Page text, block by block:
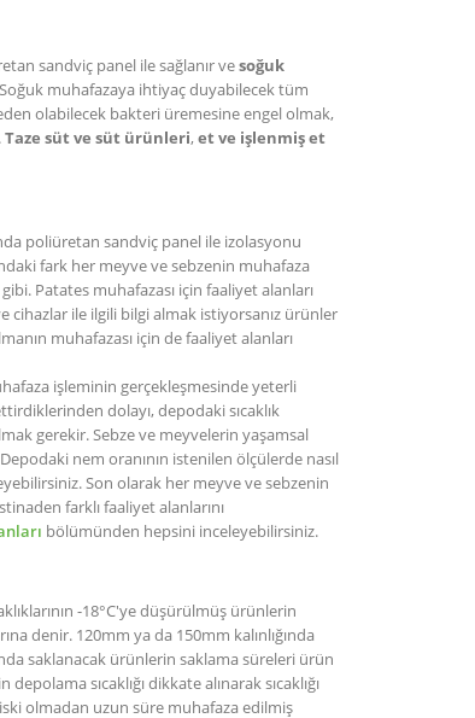
sandviç panel ile sağlanır vesoğuk
muhafazaya ihtiyaç duyabilecek tüm
olabilecek bakteri üremesine engel olmak,
Taze süt ve süt ürünleri,et ve işlenmiş et
poliüretan sandviç panel ile izolasyonu
fark her meyve ve sebzenin muhafaza
gibi. Patates muhafazası için faaliyet alanları
cihazlar ile ilgili bilgi almak istiyorsanız ürünler
muhafazası için de faaliyet alanları
işleminin gerçekleşmesinde yeterli
dolayı, depodaki sıcaklık
gerekir. Sebze ve meyvelerin yaşamsal
nem oranının istenilen ölçülerde nasıl
Son olarak her meyve ve sebzenin
farklı faaliyet alanlarını
bölümünden hepsini inceleyebilirsiniz.
-18°C'ye düşürülmüş ürünlerin
denir. 120mm ya da 150mm kalınlığında
saklanacak ürünlerin saklama süreleri ürün
sıcaklığı dikkate alınarak sıcaklığı
olmadan uzun süre muhafaza edilmiş